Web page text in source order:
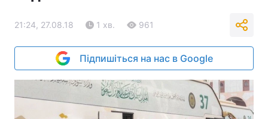
21:24, 27.08.18 1 хв. 961
Підпишіться на нас в Google